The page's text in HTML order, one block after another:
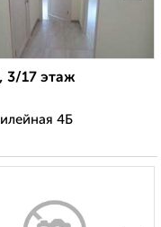
3/17 этаж
4Б